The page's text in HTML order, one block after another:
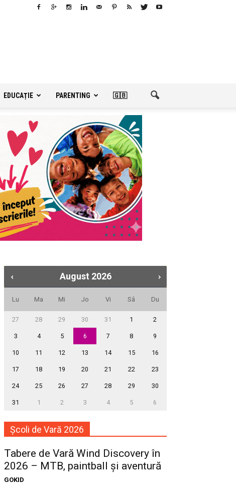
EDUCAȚIE PARENTING 🇬🇧
August 2026
Lu Ma Mi Jo Vi Sâ Du
27 28 29 30 31 1 2
3 4 5 6 7 8 9
10 11 12 13 14 15 16
17 18 19 20 21 22 23
24 25 26 27 28 29 30
31 1 2 3 4 5 6
Școli de Vară 2026
Tabere de Vară Wind Discovery în
2026 – MTB, paintball și aventură
GOKID